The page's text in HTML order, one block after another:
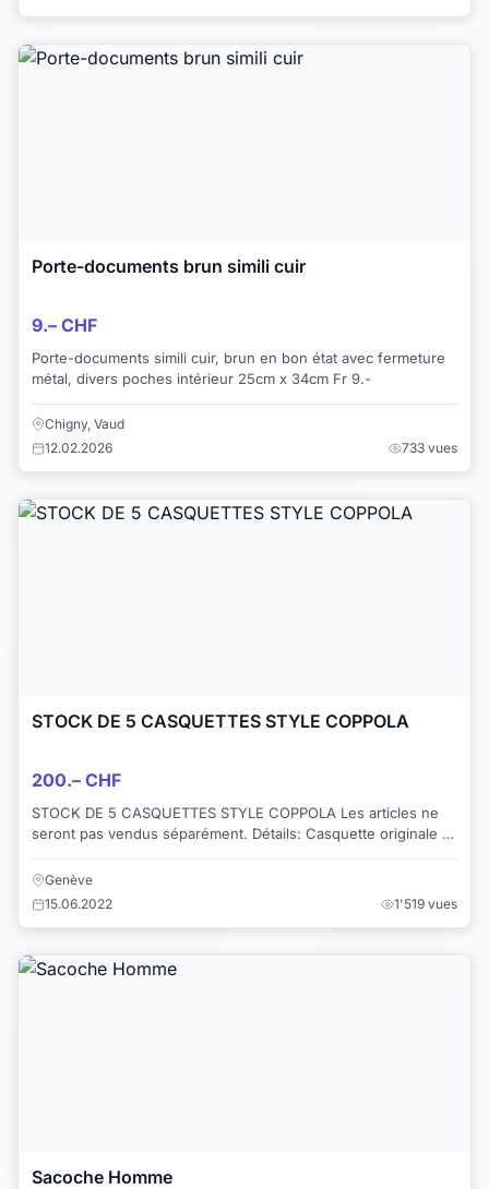
Porte-documents brun simili cuir
9.– CHF
Porte-documents simili cuir, brun en bon état avec fermeture
métal, divers poches intérieur 25cm x 34cm Fr 9.-
Chigny, Vaud
12.02.2026
733 vues
STOCK DE 5 CASQUETTES STYLE COPPOLA
200.– CHF
STOCK DE 5 CASQUETTES STYLE COPPOLA Les articles ne
seront pas vendus séparément. Détails: Casquette originale et
Genève
15.06.2022
1'519 vues
Sacoche Homme